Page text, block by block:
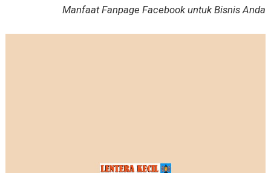
Manfaat Fanpage Facebook untuk Bisnis Anda